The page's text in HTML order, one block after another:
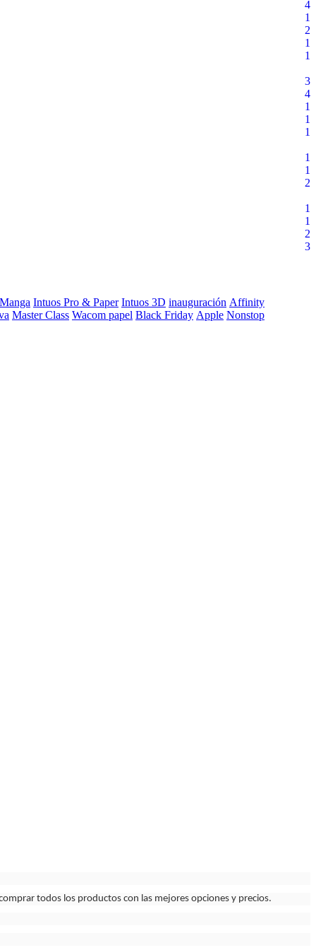
4
1
2
1
1
3
4
1
1
1
1
1
2
1
1
2
3
Intuos Pro & Paper Intuos 3D inauguración Affinity
Master Class Wacom papel Black Friday Apple Nonstop
todos los productos con las mejores opciones y precios.